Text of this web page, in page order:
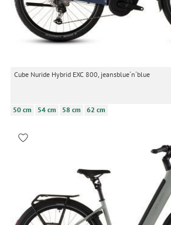
Cube Nuride Hybrid EXC 800, jeansblue´n´blue
50 cm 54 cm 58 cm 62 cm